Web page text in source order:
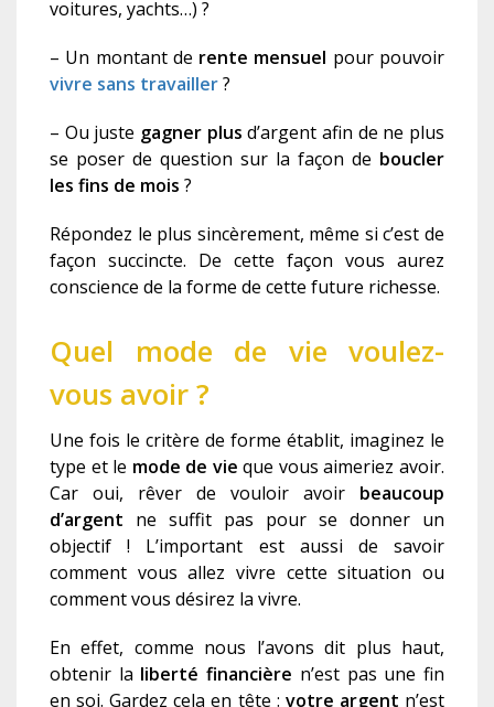
voitures, yachts…) ?
– Un montant de rente mensuel pour pouvoir
vivre sans travailler?
– Ou juste gagner plusd’argent afin de ne plus
se poser de question sur la façon de boucler
les fins de mois ?
Répondez le plus sincèrement, même si c’est de
façon succincte. De cette façon vous aurez
conscience de la forme de cette future richesse.
Quel mode de vie voulez-
vous avoir ?
Une fois le critère de forme établit, imaginez le
type et le mode de vieque vous aimeriez avoir.
Car oui, rêver de vouloir avoir beaucoup
d’argent ne suffit pas pour se donner un
objectif ! L’important est aussi de savoir
comment vous allez vivre cette situation ou
comment vous désirez la vivre.
En effet, comme nous l’avons dit plus haut,
obtenir la liberté financière n’est pas une fin
en soi. Gardez cela en tête : votre argent n’est